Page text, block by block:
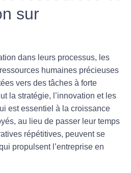
sur
dans leurs processus, les
humaines précieuses
vers des tâches à forte
la stratégie, l’innovation et les
est essentiel à la croissance
au lieu de passer leur temps
répétitives, peuvent se
propulsent l’entreprise en